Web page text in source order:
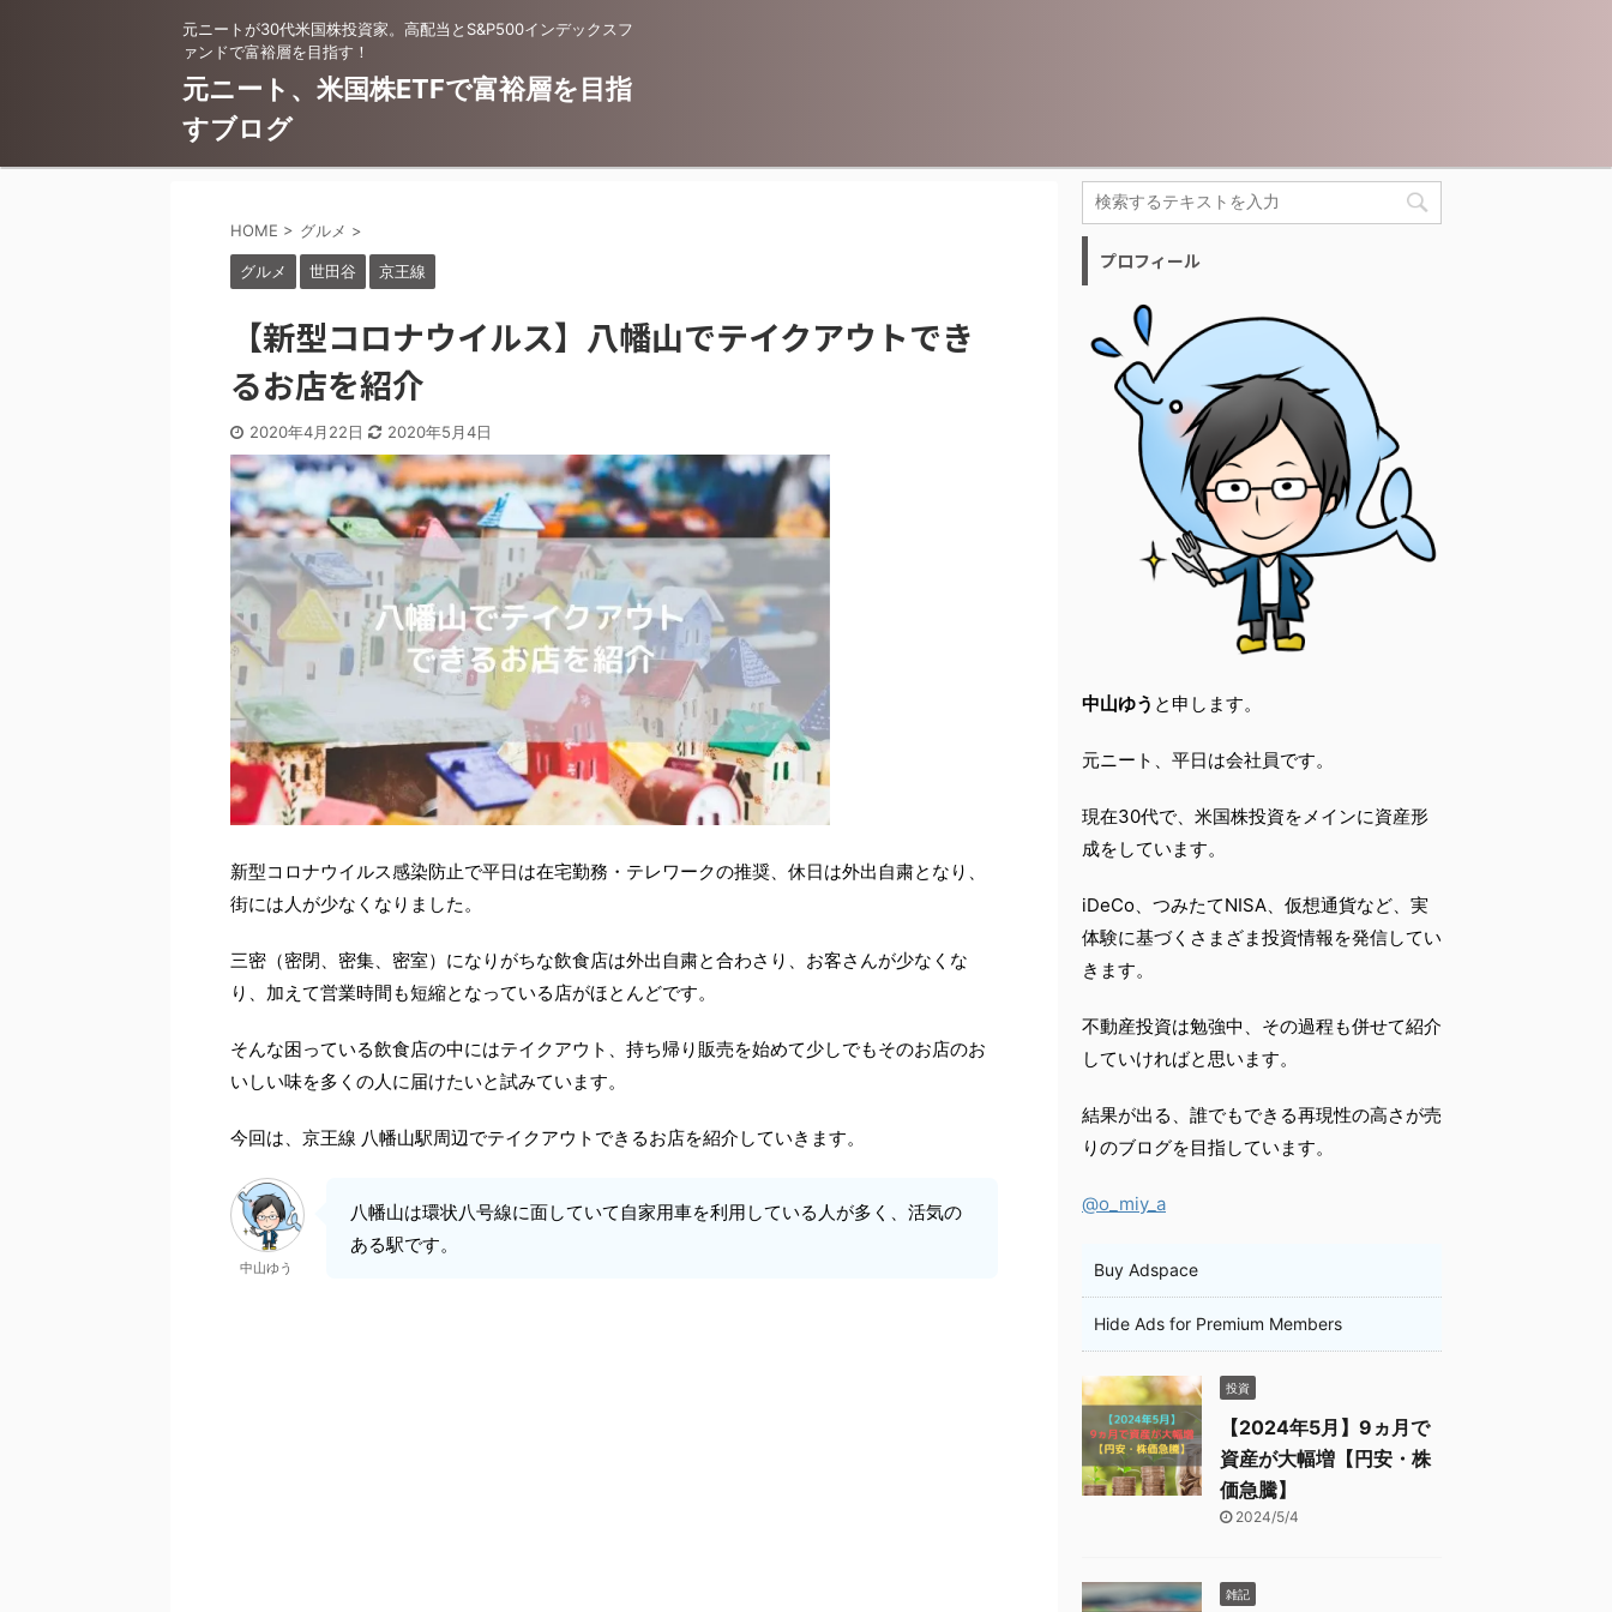
元ニートが30代米国株投資家。高配当とS&P500インデックスフ
ァンドで富裕層を目指す！
元ニート、米国株ETFで富裕層を目指
すブログ
HOME > グルメ >
グルメ 世田谷 京王線
【新型コロナウイルス】八幡山でテイクアウトでき
るお店を紹介
2020年4月22日 2020年5月4日
新型コロナウイルス感染防止で平日は在宅勤務・テレワークの推奨、休日は外出自粛となり、
街には人が少なくなりました。
三密（密閉、密集、密室）になりがちな飲食店は外出自粛と合わさり、お客さんが少なくな
り、加えて営業時間も短縮となっている店がほとんどです。
そんな困っている飲食店の中にはテイクアウト、持ち帰り販売を始めて少しでもそのお店のお
いしい味を多くの人に届けたいと試みています。
今回は、京王線 八幡山駅周辺でテイクアウトできるお店を紹介していきます。
中山ゆう
八幡山は環状八号線に面していて自家用車を利用している人が多く、活気の
ある駅です。
プロフィール
中山ゆう と申します。
元ニート、平日は会社員です。
現在30代で、米国株投資をメインに資産形
成をしています。
iDeCo、つみたてNISA、仮想通貨など、実
体験に基づくさまざま投資情報を発信してい
きます。
不動産投資は勉強中、その過程も併せて紹介
していければと思います。
結果が出る、誰でもできる再現性の高さが売
りのブログを目指しています。
@o_miy_a
Buy Adspace
Hide Ads for Premium Members
投資
【2024年5月】9ヵ月で
資産が大幅増【円安・株
価急騰】
2024/5/4
雑記